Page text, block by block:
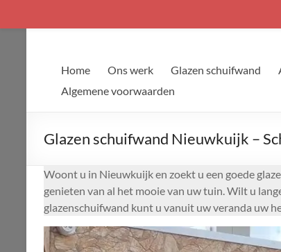
Home Ons werk Glazen schuifwand
Algemene voorwaarden
Glazen schuifwand Nieuwkuijk –
Woont u in Nieuwkuijk en zoekt u een goede
genieten van al het mooie van uw tuin. Wilt u
glazenschuifwand kunt u vanuit uw veranda uw